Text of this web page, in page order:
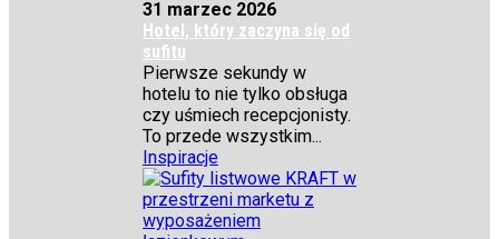
31 marzec 2026
Hotel, który zaczyna się od
sufitu
Pierwsze sekundy w
hotelu to nie tylko obsługa
czy uśmiech recepcjonisty.
To przede wszystkim...
Inspiracje